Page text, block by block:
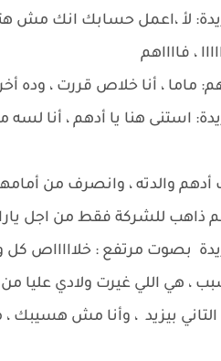
لأ ،اعمل حسابك انك مش
، فااااهم
ماما ، أنا خلاص قررت ، وده
استنى هنا يا أدهم ، أنا لسه
أدهم والدته ، وانصرف من
ذاهب للشركة فقط من اجل
بصوت مرتفع : خلاااااص كل
، هي اللي غيرت ولادي عليا
بيزيد ، وأنا مش